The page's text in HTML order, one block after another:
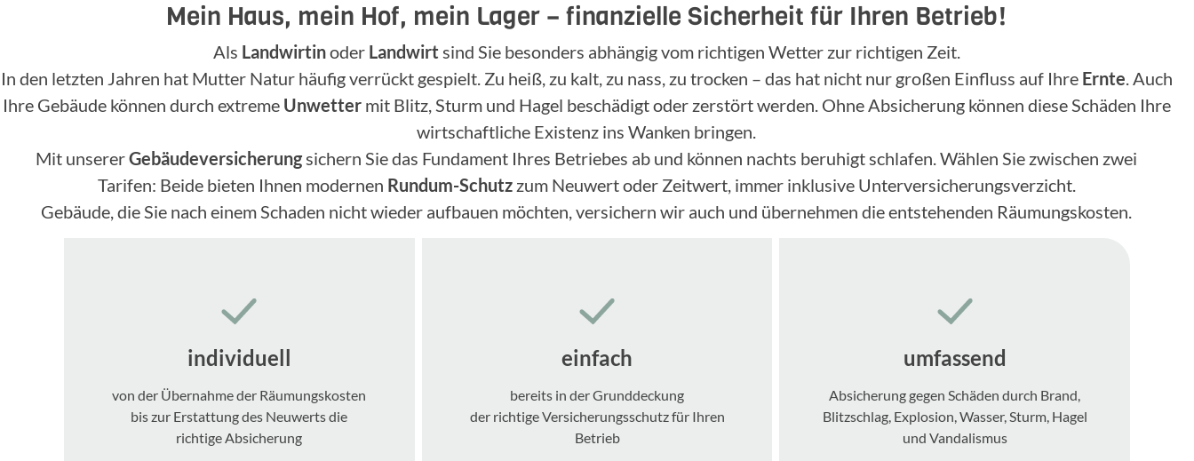
Mein Haus, mein Hof, mein Lager – finanzielle Sicherheit für Ihren Betrieb!
Als Landwirtinoder Landwirt sind Sie besonders abhängig vom richtigen Wetter zur richtigen Zeit.
In den letzten Jahren hat Mutter Natur häufig verrückt gespielt. Zu heiß, zu kalt, zu nass, zu trocken – das hat nicht nur großen Einfluss auf Ihre Ernte. Auch
Ihre Gebäude können durch extreme Unwettermit Blitz, Sturm und Hagel beschädigt oder zerstört werden. Ohne Absicherung können diese Schäden Ihre
wirtschaftliche Existenz ins Wanken bringen.
Mit unsererGebäudeversicherungsichern Sie das Fundament Ihres Betriebes ab und können nachts beruhigt schlafen. Wählen Sie zwischen zwei
Tarifen: Beide bieten Ihnen modernen Rundum-Schutzzum Neuwert oder Zeitwert, immer inklusive Unterversicherungsverzicht.
Gebäude, die Sie nach einem Schaden nicht wieder aufbauen möchten, versichern wir auch und übernehmen die entstehenden Räumungskosten.
individuell
von der Übernahme der Räumungskosten
bis zur Erstattung des Neuwerts die
richtige Absicherung
einfach
bereits in der Grunddeckung
der richtige Versicherungsschutz für Ihren
Betrieb
umfassend
Absicherung gegen Schäden durch Brand,
Blitz­schlag, Explo­sion, Wasser, Sturm, Hagel
und Vandalismus